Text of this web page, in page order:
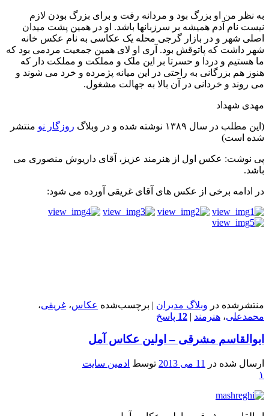
به نظر من او بزرگ بود و مردانه رفت و برای بزرگ بودن لازم
نیست نام آدم همیشه بر سرزبانها باشد. او در همین پشت میدان
اصلی شهر و در بازار گرجی محله یک عکاسی به نام عکس خانه
شهر داشت که پاتوقش بود. آری او لای همین جمعیت مردمی بود که
ما هستیم و دردا و حسرتا بر این ملک و مملکت و مملکت دار که
هنوز هم بزرگانی به راحتی در این میانه پژمرده و خرد می شوند و
می روند و خردانی در آن بالا به جهالت مشغول.
مهدی شهداد
(این مطلب در سال ۱۳۸۹ نوشته شده و در وبلاگ روزگار نو منتشر
شده است)
پی نوشت: عکس اول از هنرمند عزیز، آقای داریوش منصوری می
باشد.
در ادامه برخی از عکس های آقای غریقی آورده می شود:
منتشرشده در وبلاگ مدیران | برچسب‌شده عکاس، غریقی،
محمدعلی، هنرمند |
12 پاسخ
ابوالقاسم مشرقی – اولین عکاس آمل
ارسال شده در 11 می 2013 توسط ادمین سایت
۱